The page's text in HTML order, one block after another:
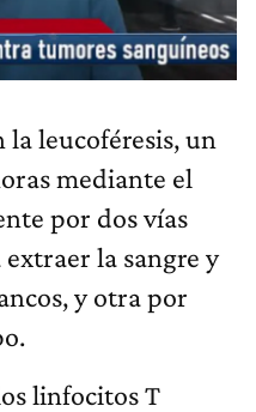
la leucoféresis, un
mediante el
por dos vías
la sangre y
y otra por
linfocitos T